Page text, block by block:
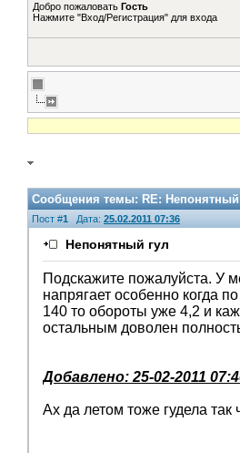
Добро пожаловать Гость
Нажмите "Вход/Регистрация" для входа
Сообщения темы:RE: Непонятный
Пост #1 Дата: 25.02.2011 07:36
Непонятный гул
Подскажите пожалуйста. У
напрягает особенно когда
140 то обороты уже 4,2 и
остальным доволен
Добавлено: 25-02-2011
Ах да летом тоже гудела так